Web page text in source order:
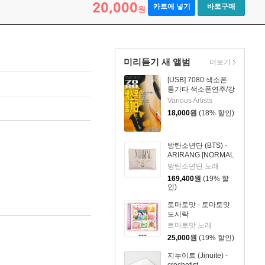
20,000원 카트에 넣기 바로구매
미리듣기 새 앨범
[USB] 7080 색소폰
통기타 색소폰연주/강
승용
Various Artists
18,000원 (18% 할인)
방탄소년단 (BTS) -
ARIRANG [NORMAL
x CALVIN KLEIN
SLEEPWEAR]
방탄소년단 노래
169,400원 (19% 할
인)
토마토맛 - 토마토맛
도시락
토마토맛 노래
25,000원 (19% 할인)
지누이트 (Jinuite) -
더보기